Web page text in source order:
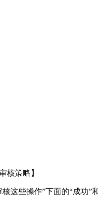
核策略】
这些操作”下面的“成功”